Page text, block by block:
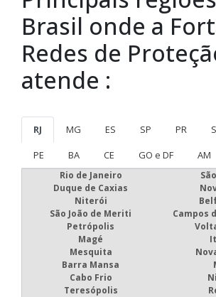
Brasil onde a
Redes de
atende :
RJ MG ES SP PR
PE
BA CE GO e DF AM
Rio de Janeiro
Duque de Caxias
Niterói
São João de Meriti
Campos
Petrópolis
Magé
Mesquita
Barra Mansa
Cabo Frio
Teresópolis